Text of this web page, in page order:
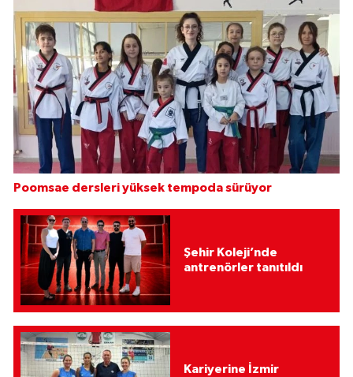
Poomsae dersleri yüksek tempoda sürüyor
Şehir Koleji’nde
antrenörler tanıtıldı
Kariyerine İzmir